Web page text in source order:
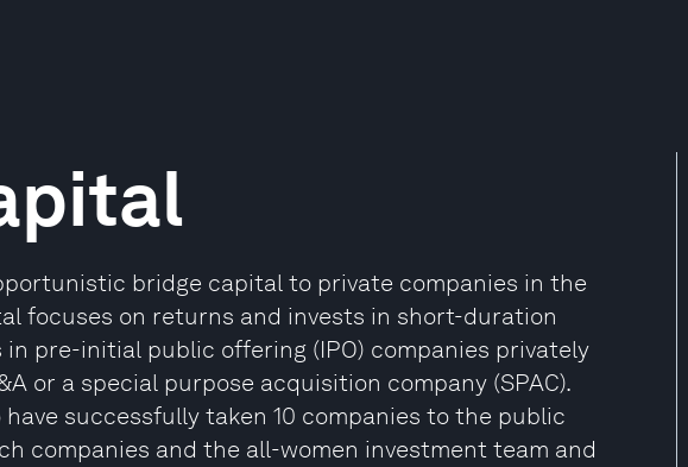
bridge capital to private companies in the
focuses on returns and invests in short-duration
pre-initial public offering (IPO) companies privately
or a special purpose acquisition company (SPAC).
successfully taken 10 companies to the public
companies and the all-women investment team and